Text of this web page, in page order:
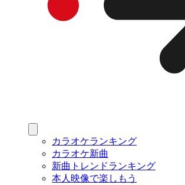
カラオケランキング
カラオケ新曲
新曲トレンドランキング
本人映像で楽しもう